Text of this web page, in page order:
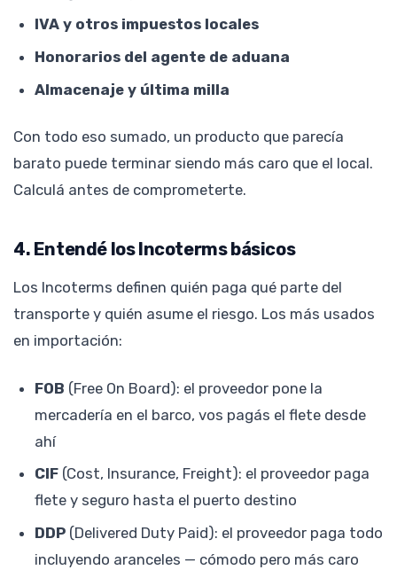
IVA y otros impuestos locales
Honorarios del agente de aduana
Almacenaje y última milla
Con todo eso sumado, un producto que parecía
barato puede terminar siendo más caro que el local.
Calculá antes de comprometerte.
4. Entendé los Incoterms básicos
Los Incoterms definen quién paga qué parte del
transporte y quién asume el riesgo. Los más usados
en importación:
FOB (Free On Board): el proveedor pone la
mercadería en el barco, vos pagás el flete desde
ahí
CIF (Cost, Insurance, Freight): el proveedor paga
flete y seguro hasta el puerto destino
DDP (Delivered Duty Paid): el proveedor paga todo
incluyendo aranceles — cómodo pero más caro